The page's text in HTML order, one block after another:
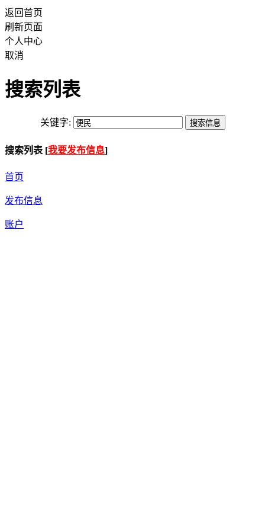
返回首页
刷新页面
个人中心
取消
搜索列表
关键字:
搜索列表 [我要发布信息]
首页
发布信息
账户